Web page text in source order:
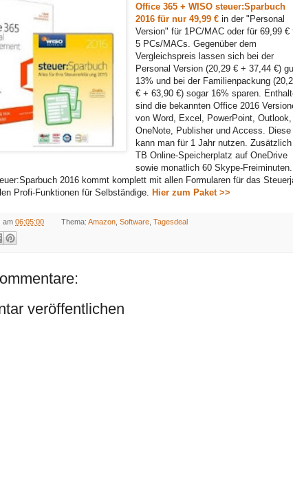
Office 365 + WISO steuer:Sparbuch
2016 für nur 49,99 € in der "Personal
Version" für 1PC/MAC oder für 69,99 €
5 PCs/MACs. Gegenüber dem
Vergleichspreis lassen sich bei der
Personal Version (20,29 € + 37,44 €)
13% und bei der Familienpackung
€ + 63,90 €) sogar 16% sparen.
sind die bekannten Office 2016
von Word, Excel, PowerPoint, Outlook,
OneNote, Publisher und Access. Diese
kann man für 1 Jahr nutzen. Zusätzlich
TB Online-Speicherplatz auf OneDrive
sowie monatlich 60 Skype-Freiminuten.
2016 kommt komplett mit allen Formularen für das
Profi-Funktionen für Selbständige.
Hier zum Paket >>
am 06:05:00 Thema: Amazon, Software, Tagesdeal
veröffentlichen